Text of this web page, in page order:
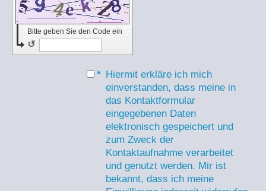
Bitte geben Sie den Code ein
↺
* Hiermit erkläre ich mich
einverstanden, dass meine in
das Kontaktformular
eingegebenen Daten
elektronisch gespeichert und
zum Zweck der
Kontaktaufnahme verarbeitet
und genutzt werden. Mir ist
bekannt, dass ich meine